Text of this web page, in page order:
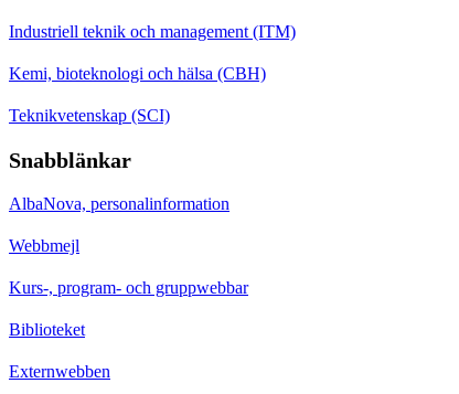
Industriell teknik och management (ITM)
Kemi, bioteknologi och hälsa (CBH)
Teknikvetenskap (SCI)
Snabblänkar
AlbaNova, personalinformation
Webbmejl
Kurs-, program- och gruppwebbar
Biblioteket
Externwebben